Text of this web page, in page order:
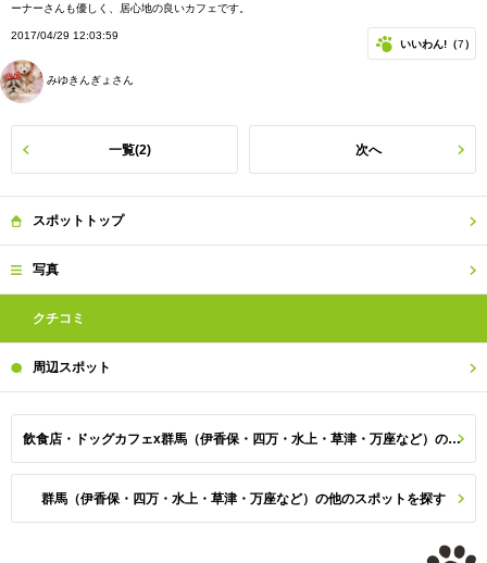
ーナーさんも優しく、居心地の良いカフェです。
2017/04/29 12:03:59
いいわん!（7）
みゆきんぎょさん
一覧(2) 次へ
スポット トップ
写真
クチコミ
周辺 スポット
飲食店・ドッグカフェx群馬（伊香保・四万・水上・草津・万座など）のスポット一覧
群馬（伊香保・四万・水上・草津・万座など）の他のスポットを探す